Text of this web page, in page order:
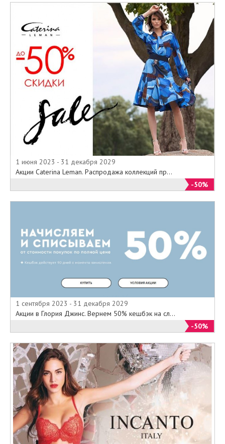
1 июня 2023 - 31 декабря 2029
Акции Caterina Leman. Распродажа коллекций пр...
-50%
1 сентября 2023 - 31 декабря 2029
Акции в Глория Джинс. Вернем 50% кешбэк на сл...
-50%